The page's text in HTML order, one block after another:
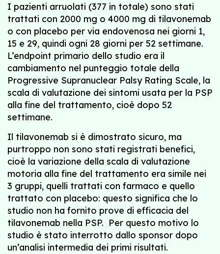
I pazienti arruolati (377 in totale) sono stati
trattati con 2000 mg o 4000 mg di tilavonemab
o con placebo per via endovenosa nei giorni 1,
15 e 29, quindi ogni 28 giorni per 52 settimane.
L’endpoint primario dello studio era il
cambiamento nel punteggio totale della
Progressive Supranuclear Palsy Rating Scale, la
scala di valutazione dei sintomi usata per la PSP
alla fine del trattamento, cioè dopo 52
settimane.
Il tilavonemab si è dimostrato sicuro, ma
purtroppo non sono stati registrati benefici,
cioè la variazione della scala di valutazione
motoria alla fine del trattamento era simile nei
3 gruppi, quelli trattati con farmaco e quello
trattato con placebo: questo significa che lo
studio non ha fornito prove di efficacia del
tilavonemab nella PSP. Per questo motivo lo
studio è stato interrotto dallo sponsor dopo
un’analisi intermedia dei primi risultati.